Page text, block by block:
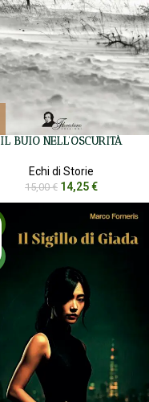
IL BUIO NELL’OSCURITÀ
Echi di Storie
15,00€ 14,25€